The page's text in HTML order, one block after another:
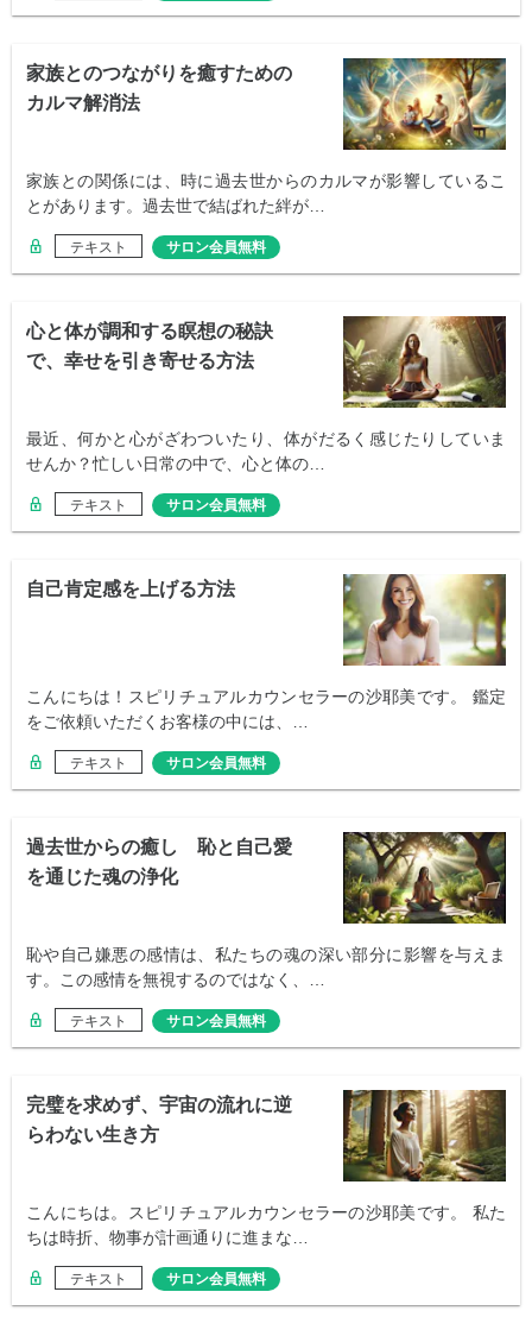
家族とのつながりを癒すための
カルマ解消法
家族との関係には、時に過去世からのカルマが影響しているこ
とがあります。過去世で結ばれた絆が…
テキスト サロン会員無料
心と体が調和する瞑想の秘訣
で、幸せを引き寄せる方法
最近、何かと心がざわついたり、体がだるく感じたりしていま
せんか？忙しい日常の中で、心と体の…
テキスト サロン会員無料
自己肯定感を上げる方法
こんにちは！スピリチュアルカウンセラーの沙耶美です。 鑑定
をご依頼いただくお客様の中には、…
テキスト サロン会員無料
過去世からの癒し 恥と自己愛
を通じた魂の浄化
恥や自己嫌悪の感情は、私たちの魂の深い部分に影響を与えま
す。この感情を無視するのではなく、…
テキスト サロン会員無料
完璧を求めず、宇宙の流れに逆
らわない生き方
こんにちは。スピリチュアルカウンセラーの沙耶美です。 私た
ちは時折、物事が計画通りに進まな…
テキスト サロン会員無料